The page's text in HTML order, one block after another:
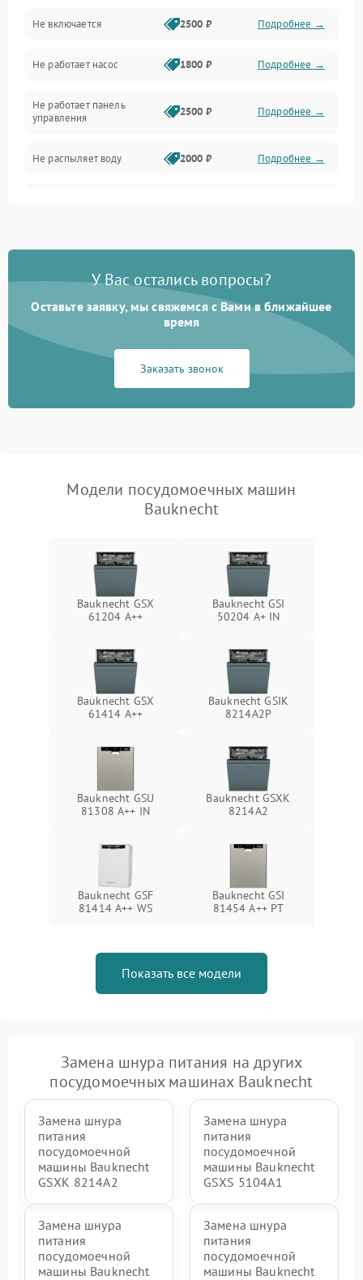
Нагрев
Вода
Гигиена
Программное обеспечение
Не включается 2500 ₽ Подробнее →
Не работает насос 1800 ₽ Подробнее →
Не работает панель
управления
2500 ₽ Подробнее →
Не распыляет воду 2000 ₽ Подробнее →
Проблемы с набором
Не работает сушилка 2100 ₽ Подробнее →
Сбои в работе таймера 1700 ₽
У Вас остались вопросы?
Оставьте заявку, мы свяжемся с Вами в ближайшее
время
Заказать звонок
Модели посудомоечных машин
Bauknecht
Bauknecht GSX
61204 A++
Bauknecht GSI
50204 A+ IN
Bauknecht GSX
61414 A++
Bauknecht GSIK
8214A2P
Bauknecht GSU
81308 A++ IN
Bauknecht GSXK
8214A2
Bauknecht GSF
81414 A++ WS
Bauknecht GSI
81454 A++ PT
Показать все модели
Замена шнура питания на других
посудомоечных машинах Bauknecht
Замена шнура
питания
посудомоечной
машины Bauknecht
GSXK 8214A2
Замена шнура
питания
посудомоечной
машины Bauknecht
GSXS 5104A1
Замена шнура
питания
посудомоечной
машины Bauknecht
Замена шнура
питания
посудомоечной
машины Bauknecht